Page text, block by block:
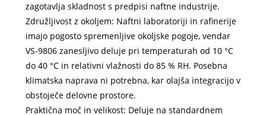
zagotavlja skladnost s predpisi naftne industrije.
Združljivost z okoljem: Naftni laboratoriji in rafinerije
imajo pogosto spremenljive okoljske pogoje, vendar
VS-9806 zanesljivo deluje pri temperaturah od 10 °C
do 40 °C in relativni vlažnosti do 85 % RH. Posebna
klimatska naprava ni potrebna, kar olajša integracijo v
obstoječe delovne prostore.
Praktična moč in velikost: Deluje na standardnem